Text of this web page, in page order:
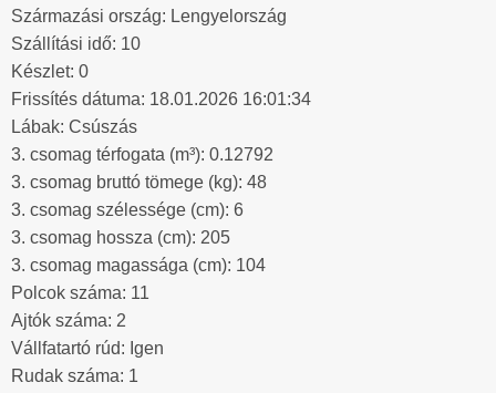
Származási ország: Lengyelország
Szállítási idő: 10
Készlet: 0
Frissítés dátuma: 18.01.2026 16:01:34
Lábak: Csúszás
3. csomag térfogata (m³): 0.12792
3. csomag bruttó tömege (kg): 48
3. csomag szélessége (cm): 6
3. csomag hossza (cm): 205
3. csomag magassága (cm): 104
Polcok száma: 11
Ajtók száma: 2
Vállfatartó rúd: Igen
Rudak száma: 1